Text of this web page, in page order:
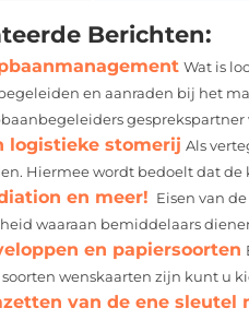
Berichten:
Wat is
en aanraden bij het
logistieke stomerij Als
Hiermee wordt bedoelt dat
en meer! Eisen van
waaraan bemiddelaars
en papiersoorten
soorten wenskaarten zijn kunt u
van de ene sleutel